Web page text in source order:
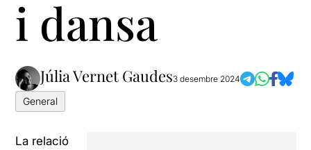
i dansa
Júlia Vernet Gaudes3 desembre 2024
General
La relació